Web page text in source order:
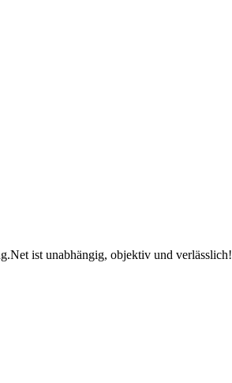
ist unabhängig, objektiv und verlässlich!